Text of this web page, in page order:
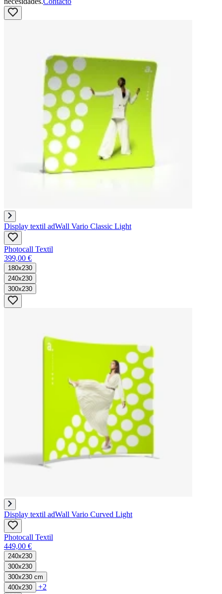
Display textil adWall Vario Classic Light
Photocall Textil
399,00 €
180x230
240x230
300x230
Display textil adWall Vario Curved Light
Photocall Textil
449,00 €
240x230
300x230
300x230 cm
400x230
+2